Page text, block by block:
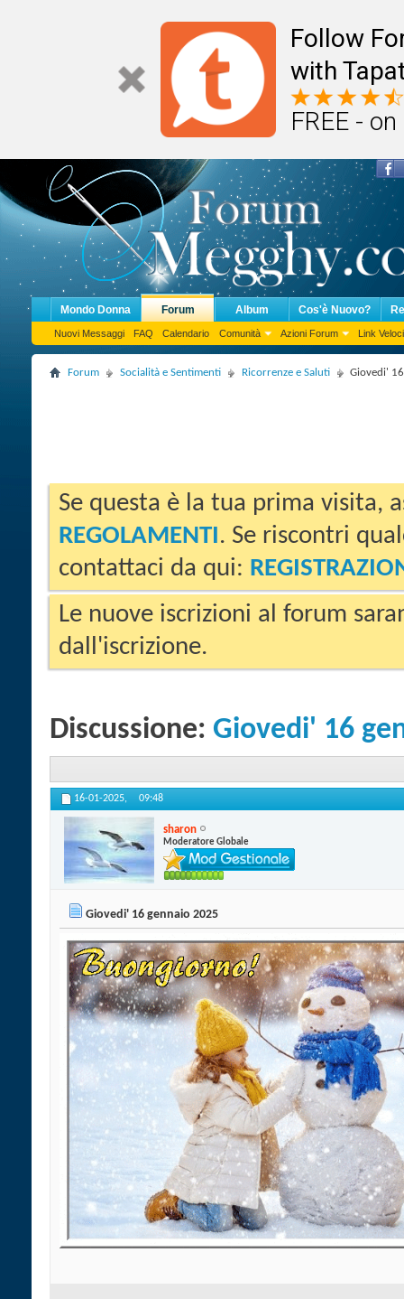
Follow
with
FREE -
Mondo Donna Forum
Nuovi Messaggi FAQ Calendario Comunità Azioni Forum Link Veloci
Album Cos'è Nuovo?
Forum Socialità e Sentimenti Ricorrenze e Saluti Giovedi'
Se questa è la tua prima visita,
REGOLAMENTI. Se riscontri
contattaci da qui:
Le nuove iscrizioni al forum
dall'iscrizione.
Discussione: Giovedi' 16
16-01-2025, 09:48
sharon
Moderatore Globale
Giovedi' 16 gennaio 2025